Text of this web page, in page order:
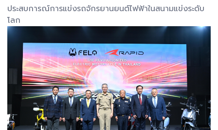
ประสบการณ์การแข่งรถจักรยานยนต์ไฟฟ้าในสนามแข่งระดับ
โลก